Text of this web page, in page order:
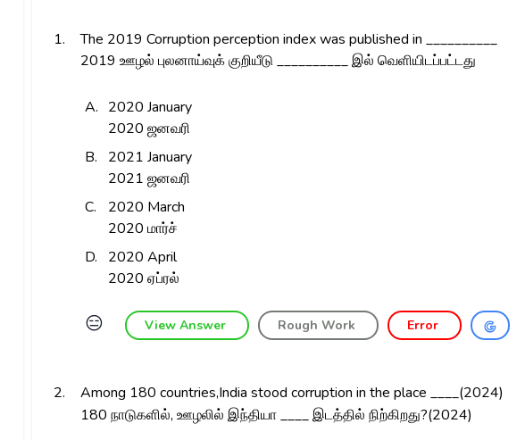
1.
The 2019 Corruption perception index was published in __________
2019 ஊழல் புலனாய்வுக் குறியீடு __________ இல் வெளியிடப்பட்டது
A. 2020 January
2020 ஜனவரி
B.
2021 January
2021 ஜனவரி
C.
2020 March
2020 மார்ச்
D.
2020 April
2020 ஏப்ரல்
😑 View Answer Rough Work Error
2.
Among 180 countries,India stood corruption in the place ____(2024)
180 நாடுகளில், ஊழலில் இந்தியா ____ இடத்தில் நிற்கிறது?(2024)